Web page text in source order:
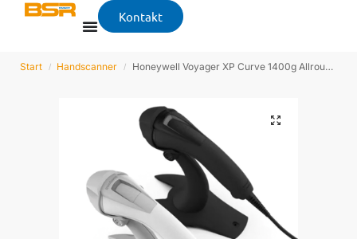
Kontakt
Start / Handscanner / Honeywell Voyager XP Curve 1400g Allround Scanner